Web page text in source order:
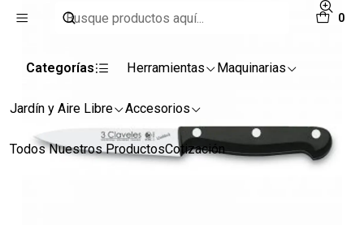
0
Categorías Herramientas Maquinarias
Jardín y Aire Libre Accesorios
Todos Nuestros ProductosCotización